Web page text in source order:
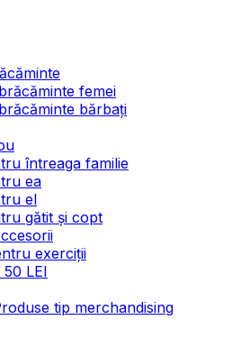
femei
bărbați
întreaga familie
ea
el
gătit și copt
exerciții
LEI
tip merchandising